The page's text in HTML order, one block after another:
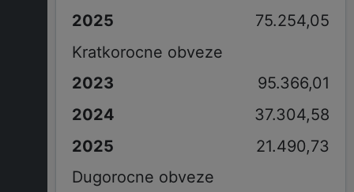
75.254,05
Kratkorocne obveze
95.366,01
37.304,58
21.490,73
Dugorocne obveze